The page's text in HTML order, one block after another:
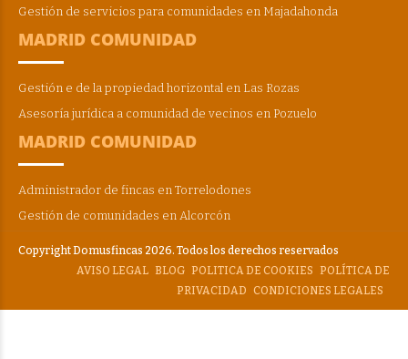
Gestión de servicios para comunidades en Majadahonda
MADRID COMUNIDAD
Gestión e de la propiedad horizontal en Las Rozas
Asesoría jurídica a comunidad de vecinos en Pozuelo
MADRID COMUNIDAD
Administrador de fincas en Torrelodones
Gestión de comunidades en Alcorcón
Copyright Domusfincas 2026. Todos los derechos reservados
AVISO LEGAL BLOG POLITICA DE COOKIES
POLÍTICA DE
PRIVACIDAD CONDICIONES LEGALES